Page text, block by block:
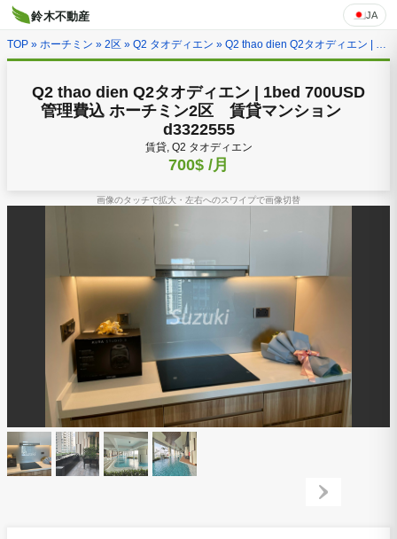
TOP » ホーチミン » 2区 » Q2 タオディエン » Q2 thao dien Q2タオディエン | 1bed 700USD 管理費込 ホーチミン2区 賃貸マンション d3322555
Q2 thao dien Q2タオディエン | 1bed 700USD
管理費込 ホーチミン2区 賃貸マンション
d3322555
賃貸, Q2 タオディエン
700$ /月
画像のタッチで拡大・左右へのスワイプで画像切替
鈴木不動産 JA